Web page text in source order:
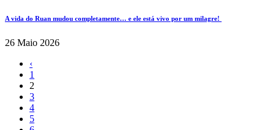
A vida do Ruan mudou completamente… e ele está vivo por um milagre!
26 Maio 2026
‹
1
2
3
4
5